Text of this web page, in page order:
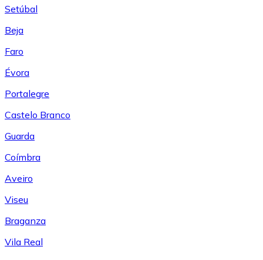
Setúbal
Beja
Faro
Évora
Portalegre
Castelo Branco
Guarda
Coímbra
Aveiro
Viseu
Braganza
Vila Real